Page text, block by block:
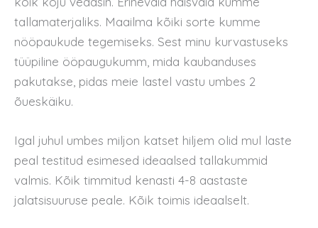
tallamaterjaliks. Maailma kõiki sorte kumme
nööpaukude tegemiseks. Sest minu kurvastuseks
tüüpiline ööpaugukumm, mida kaubanduses
pakutakse, pidas meie lastel vastu umbes 2
õueskäiku.
Igal juhul umbes miljon katset hiljem olid mul laste
peal testitud esimesed ideaalsed tallakummid
valmis. Kõik timmitud kenasti 4-8 aastaste
jalatsisuuruse peale. Kõik toimis ideaalselt.